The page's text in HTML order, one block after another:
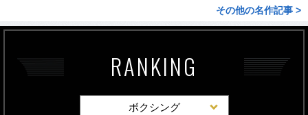
その他の名作記事 >
RANKING
ボクシング